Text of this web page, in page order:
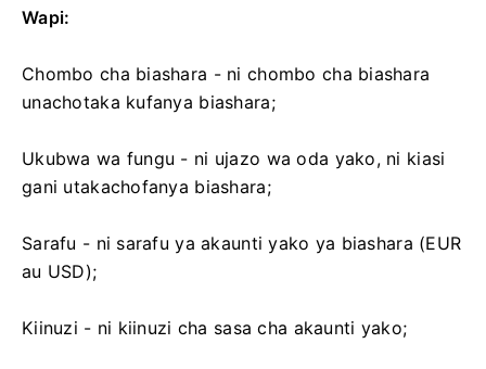
Wapi:
Chombo cha biashara - ni chombo cha biashara
unachotaka kufanya biashara;
Ukubwa wa fungu - ni ujazo wa oda yako, ni kiasi
gani utakachofanya biashara;
Sarafu - ni sarafu ya akaunti yako ya biashara (EUR
au USD);
Kiinuzi - ni kiinuzi cha sasa cha akaunti yako;